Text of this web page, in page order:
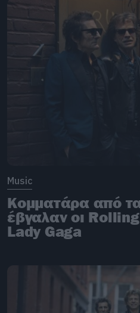
Music
Κομματάρα από
έβγαλαν οι
Lady Gaga